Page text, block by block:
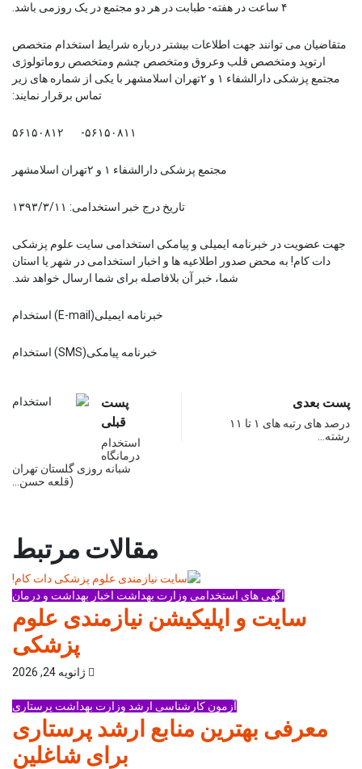
۴ ساعت در هفته- طبابت در هر دو مجتمع در یک روزمی باشد.
متقاضیان می توانند جهت اطلاعات بیشتر درباره شرایط استخدام متخصص
ارتوپد ومتخصص قلب وعروق ومتخصص چشم ومتخصص روماتولوژی
مجتمع پزشکی دارالشفاء ۱ و ۲تهران اسلامشهر با یکی از شماره های زیر
تماس برقرار نمایند:
۵۶۱۵۰۸۱۱- ۵۶۱۵۰۸۱۲
مجتمع پزشکی دارالشفاء ۱ و ۲تهران اسلامشهر
تاریخ درج خبر استخدامی: ۱۳۹۳/۳/۱۱
جهت عضویت در خبرنامه ایمیلی و پیامکی استخدامی سایت علوم پزشکی
دات کام! به محض صدور اطلاعیه ها و اخبار استخدامی در شهر یا استان
شما، خبر آن بلافاصله برای شما ارسال خواهد شد.
خبرنامه ایمیلی( E-mail) استخدام
خبرنامه پیامکی(SMS) استخدام
پست
قبلی
استخدام
درمانگاه
شبانه روزی گلستان تهران
(قلعه حسن…
پست بعدی
درصد های رتبه های ۱ تا ۱۱
رشته…
مقالات مرتبط
آگهی های استخدامی وزارت بهداشت اخبار بهداشت و درمان
سایت و اپلیکیشن نیازمندی علوم
پزشکی
ژانویه 24, 2026
آزمون کارشناسی ارشد وزارت بهداشت پرستاری
معرفی بهترین منابع ارشد پرستاری
برای شاغلین